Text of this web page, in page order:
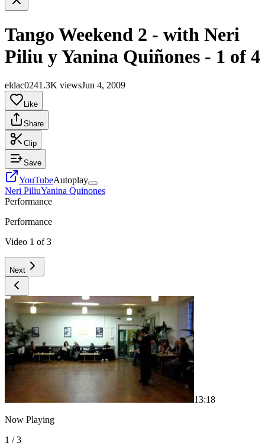
Tango Weekend 2 - with Neri
Piliu y Yanina Quiñones - 1 of 4
eldac0241.3K viewsJun 4, 2009
Like
Share
Clip
Save
YouTubeAutoplay
Neri PiliuYanina Quinones
Performance
Performance
Video 1 of 3
Next
13:18
Now Playing
1 / 3